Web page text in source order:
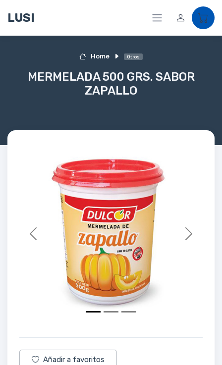
LUSI
Home Otros
MERMELADA 500 GRS. SABOR
ZAPALLO
Previous Next
Añadir a favoritos